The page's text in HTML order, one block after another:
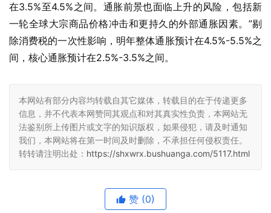
在3.5%至4.5%之间。通胀前景也面临上升的风险，包括新
一轮全球大宗商品价格冲击和更持久的外部通胀因素。”剔
除消费税的一次性影响，明年整体通胀预计在4.5%-5.5%之
间，核心通胀预计在2.5%-3.5%之间。
本网站有部分内容均转载自其它媒体，转载目的在于传递更多
信息，并不代表本网赞同其观点和对其真实性负责，本网站无
法鉴别所上传图片或文字的知识版权，如果侵犯，请及时通知
我们，本网站将在第一时间及时删除，不承担任何侵权责任。
转转请注明出处： https://shxwrx.bushuanga.com/5117.html
赞 (0)